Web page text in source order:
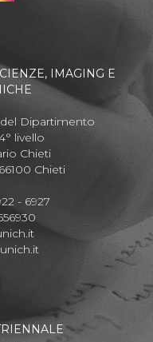
IMAGING E
Dipartimento
livello
Chieti
Chieti
- 6927